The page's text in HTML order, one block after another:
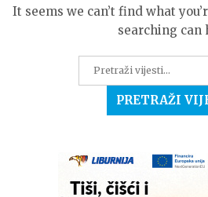
It seems we can’t find what
searching can